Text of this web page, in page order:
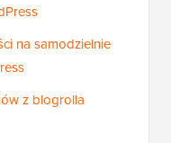
na samodzielnie
z blogrolla